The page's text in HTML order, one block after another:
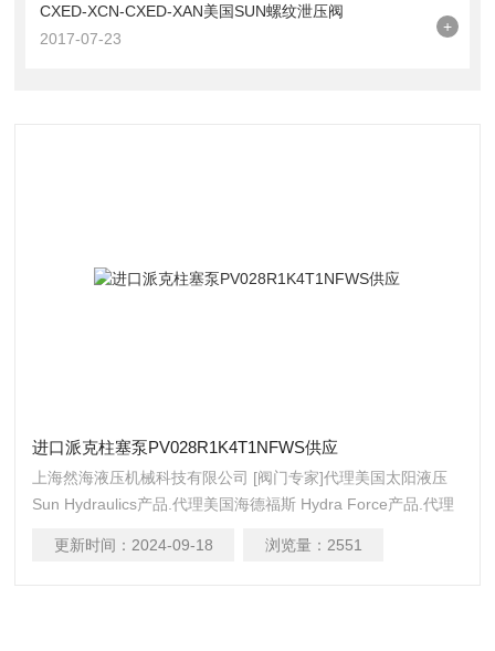
CXED-XCN-CXED-XAN美国SUN螺纹泄压阀
2017-07-23
+
进口派克柱塞泵PV028R1K4T1NFWS供应
上海然海液压机械科技有限公司 [阀门专家]代理美国太阳液压
Sun Hydraulics产品.代理美国海德福斯 Hydra Force产品.代理
供油路系统设计,油路块设计,阀块设计与选型液压油缸，经销力
更新时间： 2024-09-18 浏览量： 2551